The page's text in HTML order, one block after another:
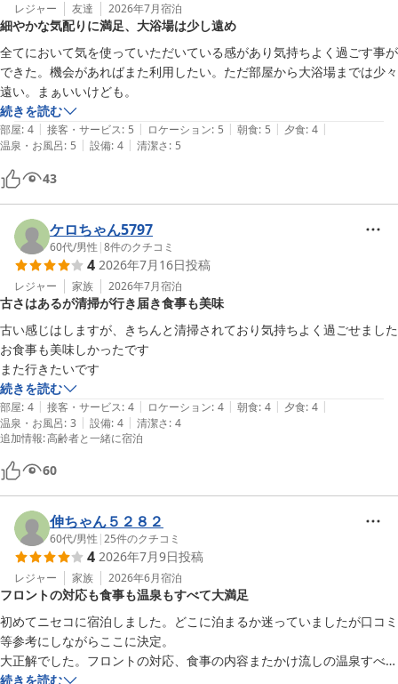
レジャー 友達 2026年7月宿泊
細やかな気配りに満足、大浴場は少し遠め
全てにおいて気を使っていただいている感があり気持ちよく過ごす事が
できた。機会があればまた利用したい。ただ部屋から大浴場までは少々
遠い。まぁいいけども。
続きを読む
部屋: 4 | 接客・サービス: 5 | ロケーション: 5 | 朝食: 5 | 夕食: 4 |
温泉・お風呂: 5 | 設備: 4 | 清潔さ: 5
43
ケロちゃん5797
60代/男性 |8件のクチコミ
4 2026年7月16日投稿
レジャー 家族 2026年7月宿泊
古さはあるが清掃が行き届き食事も美味
古い感じはしますが、きちんと清掃されており気持ちよく過ごせました
お食事も美味しかったです
また行きたいです
続きを読む
部屋: 4 | 接客・サービス: 4 | ロケーション: 4 | 朝食: 4 | 夕食: 4 |
温泉・お風呂: 3 | 設備: 4 | 清潔さ: 4
追加情報:高齢者と一緒に宿泊
60
伸ちゃん５２８２
60代/男性 |25件のクチコミ
4 2026年7月9日投稿
レジャー 家族 2026年6月宿泊
フロントの対応も食事も温泉もすべて大満足
初めてニセコに宿泊しました。どこに泊まるか迷っていましたが口コミ
等参考にしながらここに決定。
大正解でした。フロントの対応、食事の内容またかけ流しの温泉すべて
素晴らしかったです。
続きを読む